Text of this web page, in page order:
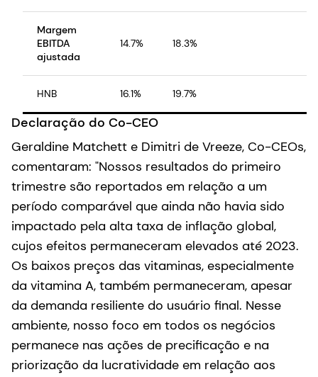
Margem
EBITDA
ajustada
14.7% 18.3%
HNB 16.1% 19.7%
Declaração do Co-CEO
Geraldine Matchett e Dimitri de Vreeze, Co-CEOs,
comentaram: "Nossos resultados do primeiro
trimestre são reportados em relação a um
período comparável que ainda não havia sido
impactado pela alta taxa de inflação global,
cujos efeitos permaneceram elevados até 2023.
Os baixos preços das vitaminas, especialmente
da vitamina A, também permaneceram, apesar
da demanda resiliente do usuário final. Nesse
ambiente, nosso foco em todos os negócios
permanece nas ações de precificação e na
priorização da lucratividade em relação aos